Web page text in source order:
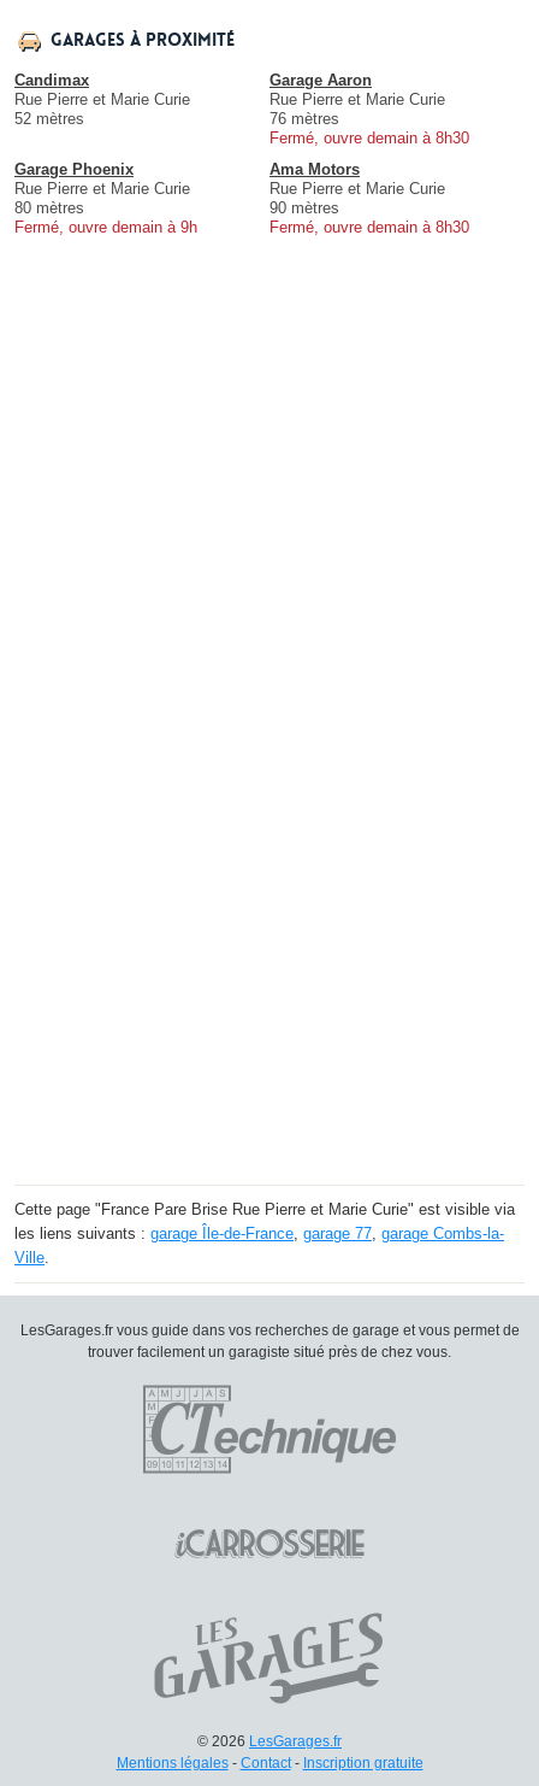
Garages à proximité
Candimax
Rue Pierre et Marie Curie
52 mètres
Garage Aaron
Rue Pierre et Marie Curie
76 mètres
Fermé, ouvre demain à 8h30
Garage Phoenix
Rue Pierre et Marie Curie
80 mètres
Fermé, ouvre demain à 9h
Ama Motors
Rue Pierre et Marie Curie
90 mètres
Fermé, ouvre demain à 8h30
Cette page "France Pare Brise Rue Pierre et Marie Curie" est visible via
les liens suivants : garage Île-de-France garage 77 garage Combs-la-
Ville
LesGarages.fr vous guide dans vos recherches de garage et vous permet de
trouver facilement un garagiste situé près de chez vous.
© 2026 LesGarages.fr
Mentions légales- Contact- Inscription gratuite